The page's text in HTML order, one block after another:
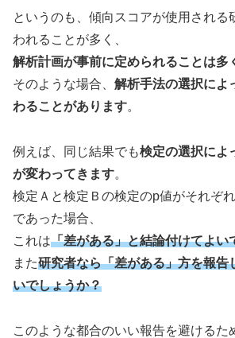
というのも、傾向スコアが使用される
われることが多く、
解析計画が事前に定められることは多
そのような場合、 解析手法の選択によ
わることがあります。
例えば、同じ結果でも検定の選択によ
が変わってきます。
検定Ａと検定Ｂの検定のp値がそれぞ
であった場合、
これは「差がある」と結論付けてよい
また研究者なら「差がある」方を報告
いでしょうか？
このような都合のいい報告を避けるた